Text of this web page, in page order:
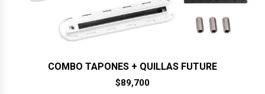
COMBO TAPONES + QUILLAS FUTURE
$89,700